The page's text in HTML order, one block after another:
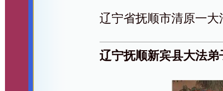
辽宁省抚顺市清原一大
辽宁抚顺新宾县大法